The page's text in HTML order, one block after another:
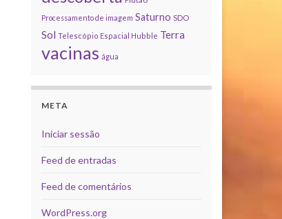
Processamento de imagem Saturno SDO
Sol Telescópio Espacial Hubble Terra
vacinas água
META
Iniciar sessão
Feed de entradas
Feed de comentários
WordPress.org